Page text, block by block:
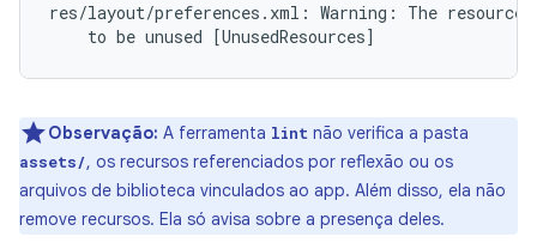
res/layout/preferences.xml: Warning: The resource
Observação: A ferramenta lint não verifica a pasta
assets/, os recursos referenciados por reflexão ou os
arquivos de biblioteca vinculados ao app. Além disso, ela não
remove recursos. Ela só avisa sobre a presença deles.